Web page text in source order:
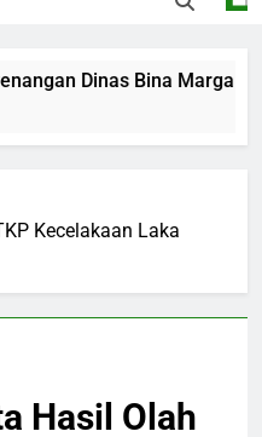
Dinas Bina Marga
Kecelakaan Laka
Hasil Olah